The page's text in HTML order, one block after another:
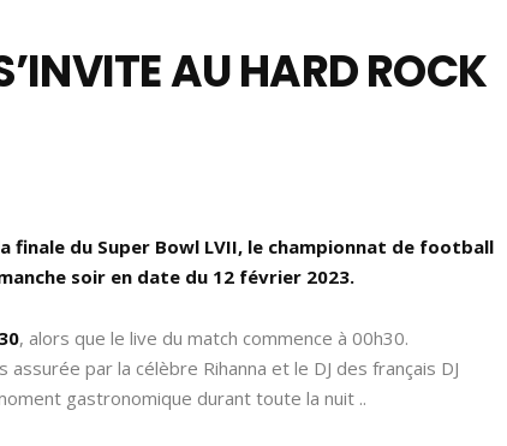
AU HARD ROCK
finale du Super Bowl LVII, le championnat de football
soir en date du 12 février 2023.
, alors que le live du match commence à 00h30.
assurée par la célèbre Rihanna et le DJ des français DJ
gastronomique durant toute la nuit ..